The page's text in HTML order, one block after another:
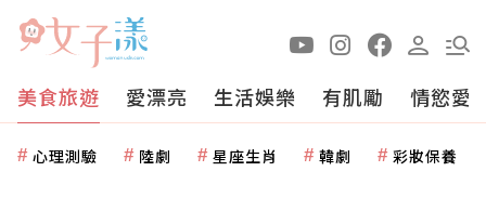
美食旅遊 愛漂亮 生活娛樂 有肌勵 情慾愛
心理測驗 陸劇 星座生肖 韓劇 彩妝保養